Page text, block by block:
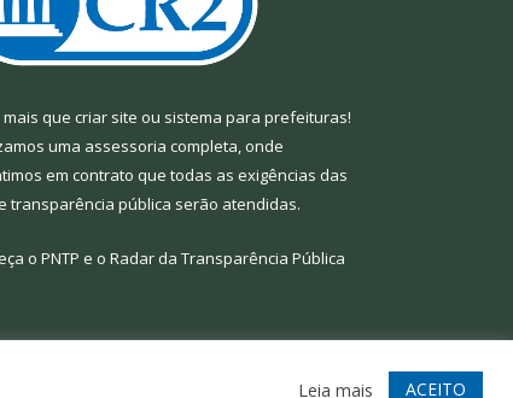
que criar site ou sistema para prefeituras!
uma assessoria completa, onde
em contrato que todas as exigências das
transparência pública serão atendidas.
o PNTP e o Radar da Transparência Pública
Acessar Webmail
Leia mais ACEITO